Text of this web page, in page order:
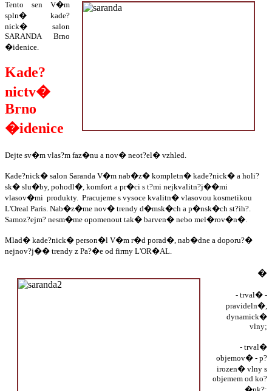
Tento sen V�m
spln� kade?
nick� salon
SARANDA Brno
�idenice.
Kade?
nictv�
Brno
�idenice
Dejte sv�m vlas?m faz�nu a nov� neot?el� vzhled.
Kade?nick� salon Saranda V�m nab�z� kompletn� kade?nick� a holi?
sk� slu�by, pohodl�, komfort a pr�ci s t?mi nejkvalitn?j��mi
vlasov�mi produkty. Pracujeme s vysoce kvalitn� vlasovou kosmetikou
L'Oreal Paris. Nab�z�me nov� trendy d�msk�ch a p�nsk�ch st?ih?.
Samoz?ejm? nesm�me opomenout tak� barven� nebo mel�rov�n�.
Mlad� kade?nick� person�l V�m r�d porad�, nab�dne a doporu?�
nejnov?j�� trendy z Pa?�e od firmy L'OR�AL.
�
- trval� -
pravideln�,
dynamick�
vlny;
- trval�
objemov� - p?
irozen� vlny s
objemem od ko?